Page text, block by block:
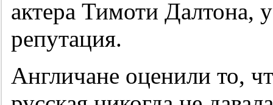
актера Тимоти Далтона,
репутация.
Англичане оценили то,